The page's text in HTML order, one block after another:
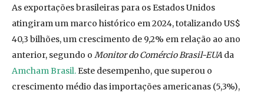
As exportações brasileiras para os Estados Unidos
atingiram um marco histórico em 2024, totalizando US$
40,3 bilhões, um crescimento de 9,2% em relação ao ano
anterior, segundo o Monitor do Comércio Brasil-EUA da
Amcham Brasil. Este desempenho, que superou o
crescimento médio das importações americanas (5,3%),